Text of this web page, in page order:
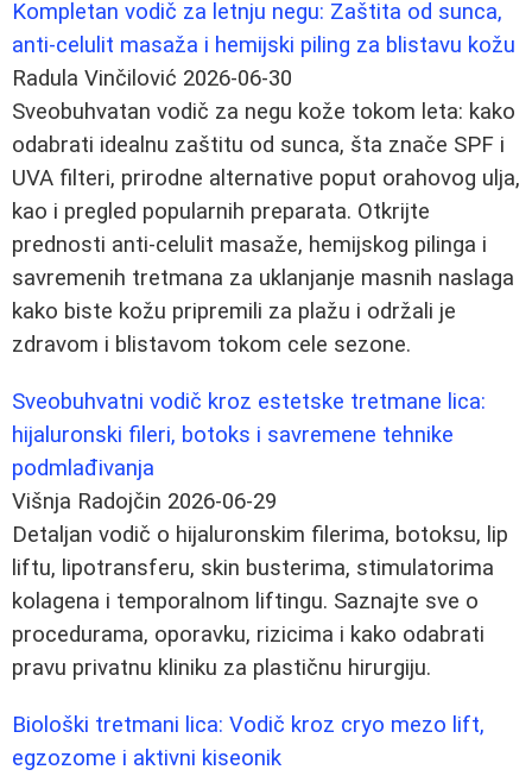
Kompletan vodič za letnju negu: Zaštita od sunca,
anti-celulit masaža i hemijski piling za blistavu kožu
Radula Vinčilović 2026-06-30
Sveobuhvatan vodič za negu kože tokom leta: kako
odabrati idealnu zaštitu od sunca, šta znače SPF i
UVA filteri, prirodne alternative poput orahovog ulja,
kao i pregled popularnih preparata. Otkrijte
prednosti anti-celulit masaže, hemijskog pilinga i
savremenih tretmana za uklanjanje masnih naslaga
kako biste kožu pripremili za plažu i održali je
zdravom i blistavom tokom cele sezone.
Sveobuhvatni vodič kroz estetske tretmane lica:
hijaluronski fileri, botoks i savremene tehnike
podmlađivanja
Višnja Radojčin 2026-06-29
Detaljan vodič o hijaluronskim filerima, botoksu, lip
liftu, lipotransferu, skin busterima, stimulatorima
kolagena i temporalnom liftingu. Saznajte sve o
procedurama, oporavku, rizicima i kako odabrati
pravu privatnu kliniku za plastičnu hirurgiju.
Biološki tretmani lica: Vodič kroz cryo mezo lift,
egzozome i aktivni kiseonik